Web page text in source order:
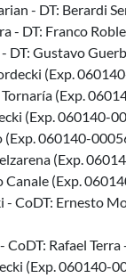
- DT: Berardi
- DT: Franco
DT: Gustavo
(Exp.
(Exp.
(Exp. 060140-
(Exp. 060140-
(Exp.
Canale (Exp.
CoDT: Ernesto
Rafael
(Exp. 060140-